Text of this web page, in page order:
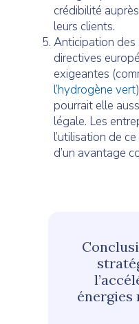
crédibilité
leurs clients.
Anticipation des
directives
exigeantes
l’hydrogène vert
pourrait elle
légale. Les
l’utilisation de
d’un avantage
énergies